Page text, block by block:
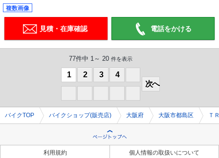
複数画像
見積・在庫確認 電話をかける
77件中 1～ 20 件を表示
1 2 3 4
次へ
バイクTOP バイクショップ(販売店) 大阪府 大阪市都島区 Ｔ
利用規約 個人情報の取扱いについて